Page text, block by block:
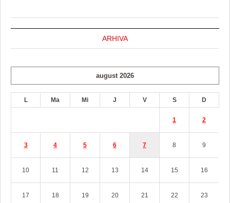
ARHIVA
august 2026
L Ma Mi J V S D
1 2
3 4 5 6 7 8 9
10 11 12 13 14 15 16
17 18 19 20 21 22 23